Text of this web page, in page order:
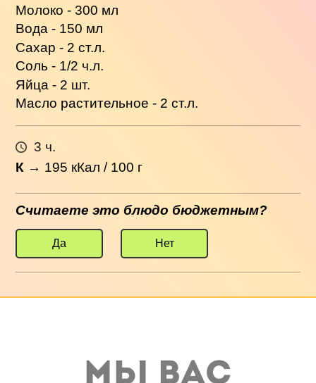
Молоко - 300 мл
Вода - 150 мл
Сахар - 2 ст.л.
Соль - 1/2 ч.л.
Яйца - 2 шт.
Масло растительное - 2 ст.л.
3 ч.
К → 195 кКал / 100 г
Считаете это блюдо бюджетным?
Да Нет